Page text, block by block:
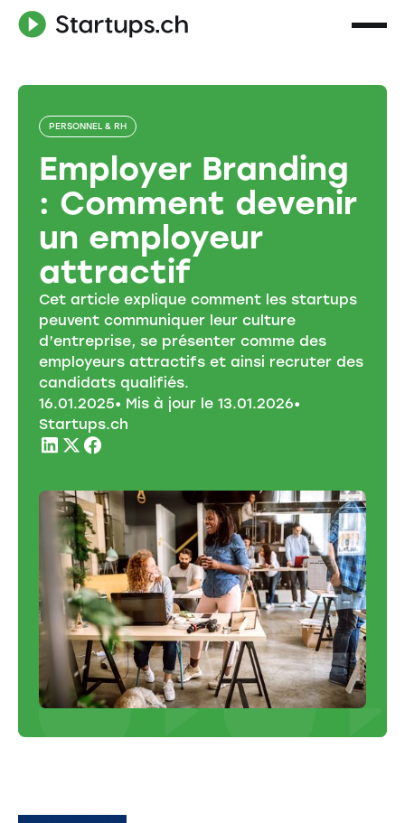
PERSONNEL & RH
Employer Branding
: Comment devenir
un employeur
attractif
Cet article explique comment les startups
peuvent communiquer leur culture
d’entreprise, se présenter comme des
employeurs attractifs et ainsi recruter des
candidats qualifiés.
16.01.2025• Mis à jour le 13.01.2026•
Startups.ch